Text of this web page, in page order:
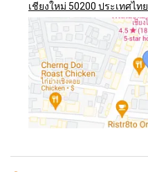
เชียงใหม่ 50200 ประเทศไทย